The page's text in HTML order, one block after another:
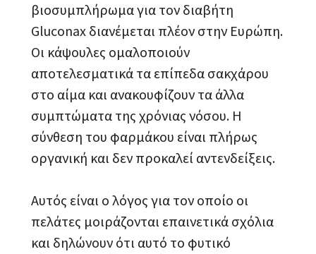
βιοσυμπλήρωμα για τον διαβήτη
Gluconax διανέμεται πλέον στην Ευρώπη.
Οι κάψουλες ομαλοποιούν
αποτελεσματικά τα επίπεδα σακχάρου
στο αίμα και ανακουφίζουν τα άλλα
συμπτώματα της χρόνιας νόσου. Η
σύνθεση του φαρμάκου είναι πλήρως
οργανική και δεν προκαλεί αντενδείξεις.
Αυτός είναι ο λόγος για τον οποίο οι
πελάτες μοιράζονται επαινετικά σχόλια
και δηλώνουν ότι αυτό το φυτικό